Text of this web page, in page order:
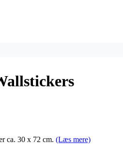
ca. 30 x 72 cm. (Læs mere)